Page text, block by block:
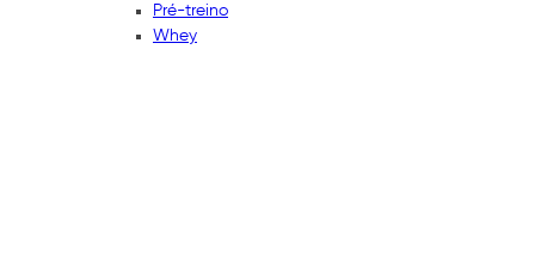
Pré-treino
Whey